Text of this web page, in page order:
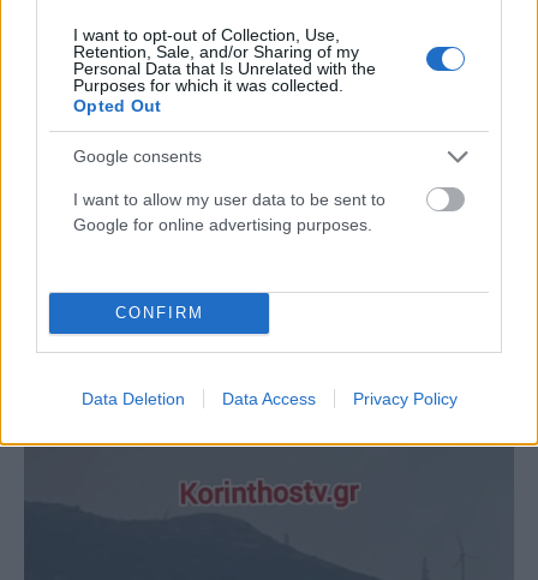
I want to opt-out of Collection, Use,
Retention, Sale, and/or Sharing of my
Personal Data that Is Unrelated with the
Purposes for which it was collected.
Opted Out
Google consents
I want to allow my user data to be sent to
Google for online advertising purposes.
CONFIRM
Data Deletion Data Access Privacy Policy
λιμάνια (VIDEO)